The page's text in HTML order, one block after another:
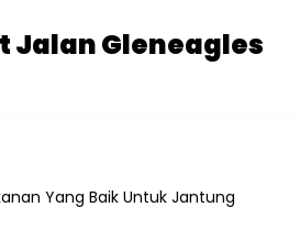
Jalan Gleneagles
Yang Baik Untuk Jantung